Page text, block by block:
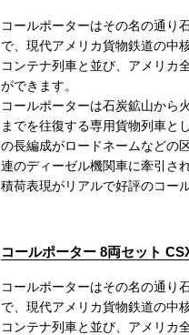
コールポーターはその名の通り
で、現代アメリカ貨物鉄道の中
コンテナ列車と並び、アメリカ
ができます。
コールポーターは石炭鉱山から
までを往復する専用貨物列車と
の長編成がロードネームなどの
連のディーゼル機関車に牽引さ
積荷表現がリアルで好評のコール
コールポーター 8両セット
コールポーターはその名の通り
で、現代アメリカ貨物鉄道の中
コンテナ列車と並び、アメリカ